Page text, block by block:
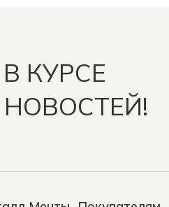
КУРСЕ